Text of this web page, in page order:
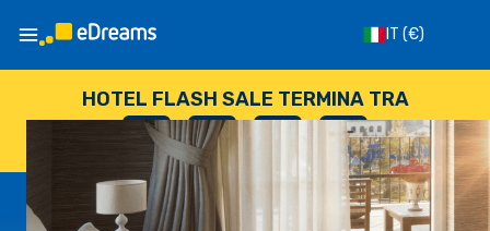
IT (€)
HOTEL FLASH SALE TERMINA TRA
--
GIORNI
: --
ORE
: --
SECONDI